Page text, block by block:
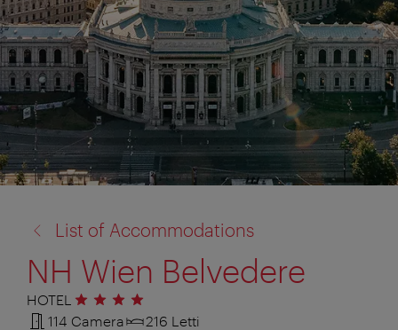
a:
List of Accommodations
NH Wien Belvedere
HOTEL 4 stelle
114 Camera
216 Letti